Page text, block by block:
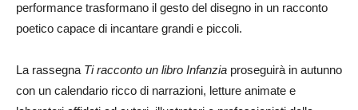
performance trasformano il gesto del disegno in un racconto
poetico capace di incantare grandi e piccoli.
La rassegna Ti racconto un libro Infanzia proseguirà in autunno
con un calendario ricco di narrazioni, letture animate e